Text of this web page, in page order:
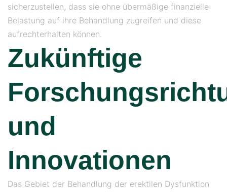
sicherzustellen, dass sie ohne übermäßige finanzielle
Belastung auf ihre Behandlung zugreifen und diese
aufrechterhalten können.
Zukünftige
und
Innovationen
Das Gebiet der Behandlung der erektilen Dysfunktion